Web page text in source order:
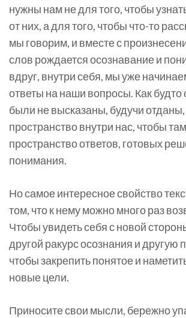
нужны нам не для того, чтобы
от них, а для того, чтобы что-то
мы говорим, и вместе с
слов рождается осознавание и
вдруг, внутри себя, мы уже
ответы на наши вопросы. Как будто
были не высказаны, будучи
пространство внутри нас, чтобы
пространство ответов, готовых
понимания.
Но самое интересное свойство
том, что к нему можно много раз
Чтобы увидеть себя с новой
другой ракурс осознания и другую
чтобы закрепить понятое и
новые цели.
Приносите свои мысли, бережно